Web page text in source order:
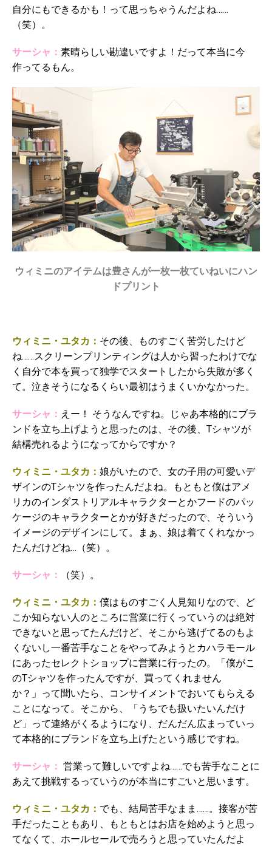
自分にもできるかも！って思っちゃうんだよね……
（笑）。
サーシャ： 素晴らしい勘違いですよ！だって本当に今
作ってるもん。
ウィミニのアイテムは豊さんが一枚一枚ていねいにハン
ドプリント
ウィミニ・ユタカ： その後、ものすごく苦労したけど
ね……スクリーンプリンティングは人から習ったわけでな
く自分で本を買って独学でスタートしたから失敗が多く
て。泣きそうになるくらい最初はうまくいかなかった。
サーシャ： えー！ そうなんですね。じゃあ本格的にブラ
ンドを立ち上げようと思ったのは、その後、Tシャツが
結構売れるようになってからですか？
ウィミニ・ユタカ： 娘がいたので、女の子用の可愛いデ
ザインのTシャツを作ったんだよね。もともと僕はアメ
リカのインダストリアルキャラクターとかフードのパッ
ケージのキャラクターとかが好きだったので、そういう
イメージのデザインにして。まぁ、娘は着てくれなかっ
たんだけどね…（笑）。
サーシャ： （笑）。
ウィミニ・ユタカ： 僕はものすごく人見知りなので、ど
こか知らない人のところに営業に行くっていうのは絶対
できないと思ってたんだけど、そこから逃げてるのもよ
くないし一番苦手なことをやってみようとカハラモール
にあったセレクトショップに営業に行ったの。「僕がこ
のTシャツを作ったんですが、買ってくれません
か？」って聞いたら、コンサイメントでおいてもらえる
ことになって。そこから、「うちでも扱いたいんだけ
ど」って連絡がくるようになり、だんだん広まっていっ
て本格的にブランドを立ち上げたという感じですね。
サーシャ： 営業って難しいですよね……でも苦手なことに
あえて挑戦するっていうのが本当にすごいと思います。
ウィミニ・ユタカ： でも、結局苦手なまま……。接客が苦
手だったこともあり、もともとはお店を始めようと思っ
てなくて、ホールセールで売ろうと思っていたんだよ